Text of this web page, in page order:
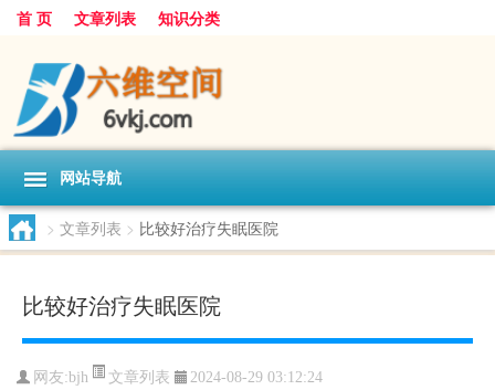
首 页 文章列表 知识分类
网站导航
> 文章列表 > 比较好治疗失眠医院
比较好治疗失眠医院
网友:bjh 文章列表 2024-08-29 03:12:24